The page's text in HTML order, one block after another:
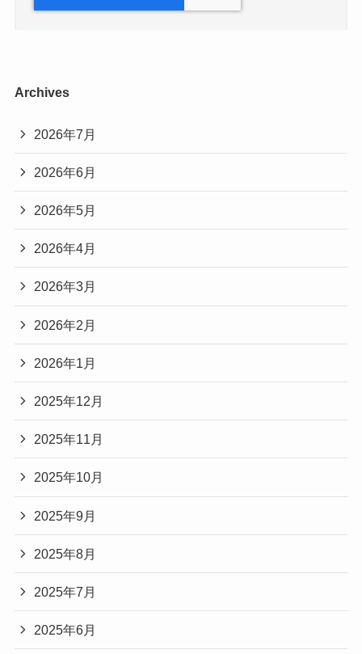
Archives
2026年7月
2026年6月
2026年5月
2026年4月
2026年3月
2026年2月
2026年1月
2025年12月
2025年11月
2025年10月
2025年9月
2025年8月
2025年7月
2025年6月